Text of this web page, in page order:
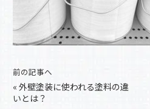
前の記事へ
« 外壁塗装に使われる塗料の違
いとは？